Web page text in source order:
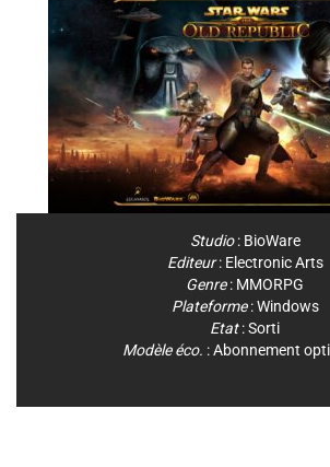
Studio: BioWare
Editeur: Electronic Arts
Genre: MMORPG
Plateforme:Windows
Etat: Sorti
Modèle éco. : Abonnement